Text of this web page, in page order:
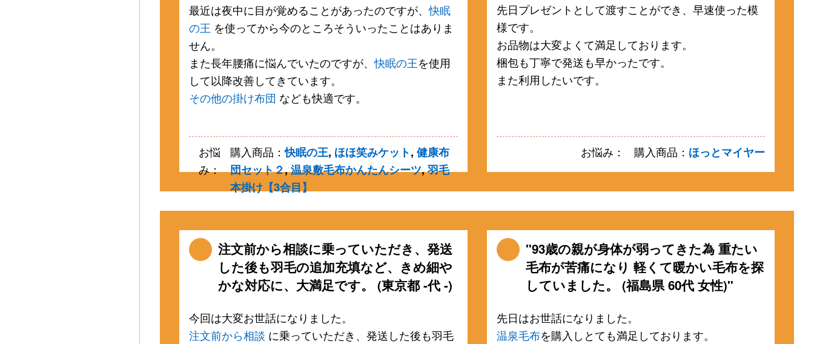
最近は夜中に目が覚めることがあったのですが、快眠
の王 を使ってから今のところそういったことはありま
せん。
また長年腰痛に悩んでいたのですが、快眠の王を使用
して以降改善してきています。
その他の掛け布団 なども快適です。
お悩
み：
購入商品：快眠の王, ほほ笑みケット,健康布
団セット２,温泉敷毛布かんたんシーツ,羽毛
本掛け【3合目】
先日プレゼントとして渡すことができ、早速使った模
様です。
お品物は大変よくて満足しております。
梱包も丁寧で発送も早かったです。
また利用したいです。
お悩み： 購入商品： ほっとマイヤー
注文前から相談に乗っていただき、発送
した後も羽毛の追加充填など、きめ細や
かな対応に、大満足です。 (東京都 -代 -)
今回は大変お世話になりました。
注文前から相談 に乗っていただき、発送した後も羽毛
"93歳の親が身体が弱ってきた為 重たい
毛布が苦痛になり 軽くて暖かい毛布を探
していました。 (福島県 60代 女性)"
先日はお世話になりました。
温泉毛布を購入しとても満足しております。